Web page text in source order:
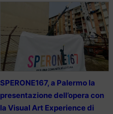
SPERONE167, a Palermo la
presentazione dell’opera con
la Visual Art Experience di